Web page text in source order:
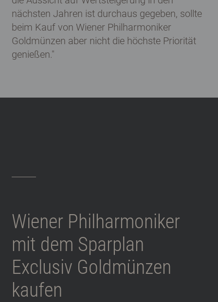
nächsten Jahren ist durchaus gegeben, sollte
beim Kauf von Wiener Philharmoniker
Goldmünzen aber nicht die höchste Priorität
genießen."
Wiener Philharmoniker
mit dem Sparplan
Exclusiv Goldmünzen
kaufen